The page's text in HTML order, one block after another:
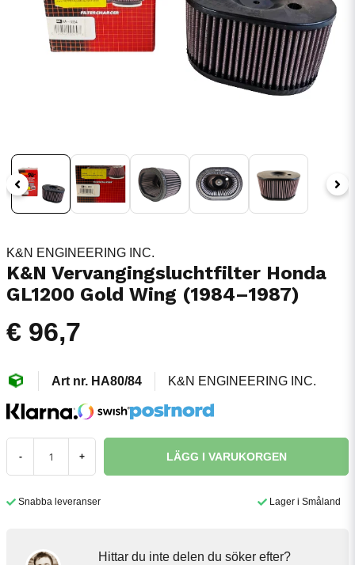
K&N ENGINEERING INC.
K&N Vervangingsluchtfilter Honda
GL1200 Gold Wing (1984–1987)
€ 96,7
HA80/84 K&N ENGINEERING INC.
- + LÄGG I VARUKORGEN
Snabba leveranser Lager i Småland
Hittar du inte delen du söker efter?